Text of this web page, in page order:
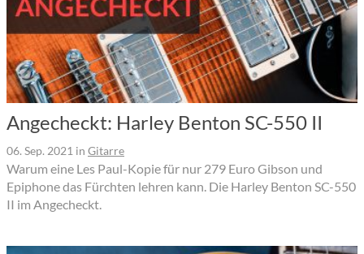
Angecheckt: Harley Benton SC-550 II
06. Sep. 2021 in Gitarre
Warum eine Les Paul-Kopie für nur 279 Euro Gibson und
Epiphone das Fürchten lehren kann. Die Harley Benton SC-550
II im Angecheckt.